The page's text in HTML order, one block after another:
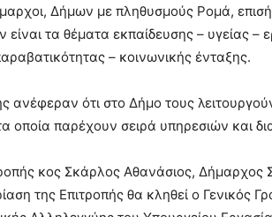
Δήμων με πληθυσμούς Ρομά,
τα θέματα εκπαίδευσης – υγείας –
– κοινωνικής ένταξης.
ανέφεραν ότι στο Δήμο τους
οποία παρέχουν σειρά υπηρεσιών και
κος Σκάρλος Αθανάσιος,
της Επιτροπής θα κληθεί ο Γενικός